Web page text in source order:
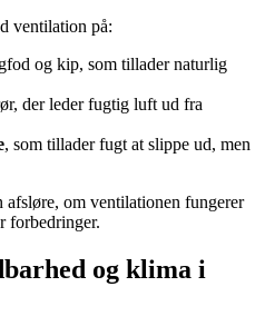
ventilation på:
og kip, som tillader naturlig
der leder fugtig luft ud fra
, som tillader fugt at slippe ud, men
om ventilationen fungerer
forbedringer.
og klima i